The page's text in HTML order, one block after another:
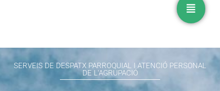
SERVEIS DE DESPATX PARROQUIAL I ATENCIÓ PERSONAL
DE L'AGRUPACIÓ